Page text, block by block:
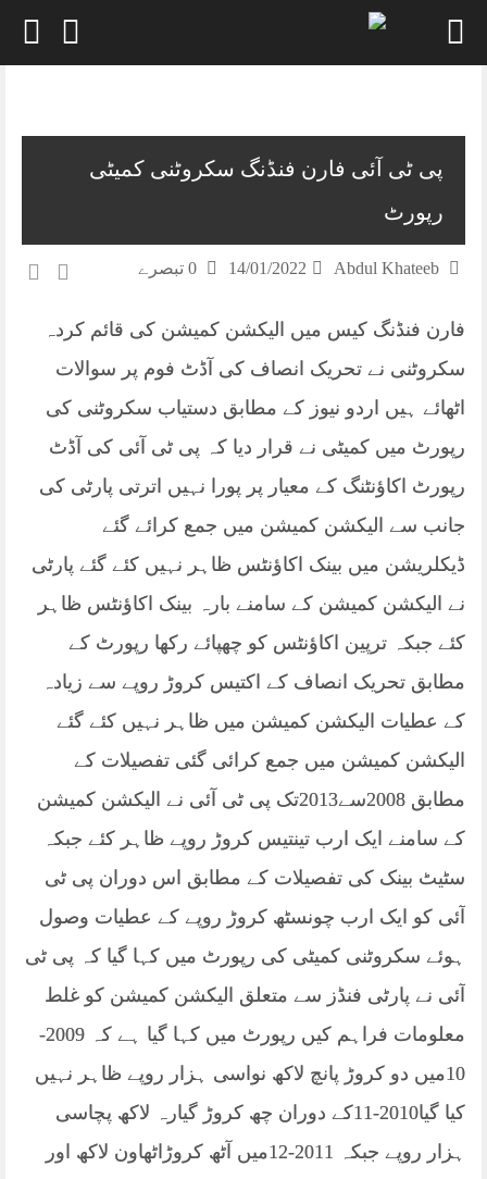
پی ٹی آئی فارن فنڈنگ سکروٹنی کمیٹی
رپورٹ
Abdul Khateeb
14/01/2022
فارن فنڈنگ کیس میں الیکشن کمیشن کی قائم کردہ
سکروٹنی نے تحریک انصاف کی آڈٹ فوم پر سوالات
اٹھائے ہیں اردو نیوز کے مطابق دستیاب سکروٹنی کی
رپورٹ میں کمیٹی نے قرار دیا کہ پی ٹی آئی کی آڈٹ
رپورٹ اکاؤنٹنگ کے معیار پر پورا نہیں اترتی پارٹی کی
جانب سے الیکشن کمیشن میں جمع کرائے گئے
ڈیکلریشن میں بینک اکاؤنٹس ظاہر نہیں کئے گئے پارٹی
نے الیکشن کمیشن کے سامنے بارہ بینک اکاؤنٹس ظاہر
کئے جبکہ ترپین اکاؤنٹس کو چھپائے رکھا رپورٹ کے
مطابق تحریک انصاف کے اکتیس کروڑ روپے سے زیادہ
کے عطیات الیکشن کمیشن میں ظاہر نہیں کئے گئے
الیکشن کمیشن میں جمع کرائی گئی تفصیلات کے
مطابق 2008سے2013تک پی ٹی آئی نے الیکشن کمیشن
کے سامنے ایک ارب تینتیس کروڑ روپے ظاہر کئے جبکہ
سٹیٹ بینک کی تفصیلات کے مطابق اس دوران پی ٹی
آئی کو ایک ارب چونسٹھ کروڑ روپے کے عطیات وصول
ہوئے سکروٹنی کمیٹی کی رپورٹ میں کہا گیا کہ پی ٹی
آئی نے پارٹی فنڈز سے متعلق الیکشن کمیشن کو غلط
معلومات فراہم کیں رپورٹ میں کہا گیا ہے کہ 2009-
10میں دو کروڑ پانچ لاکھ نواسی ہزار روپے ظاہر نہیں
کیا گیا2010-11کے دوران چھ کروڑ گیارہ لاکھ پچاسی
ہزار روپے جبکہ 2011-12میں آٹھ کروڑاٹھاون لاکھ اور